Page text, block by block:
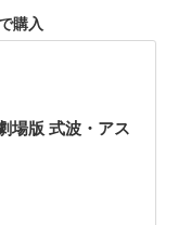
購入
場版 式波・アス